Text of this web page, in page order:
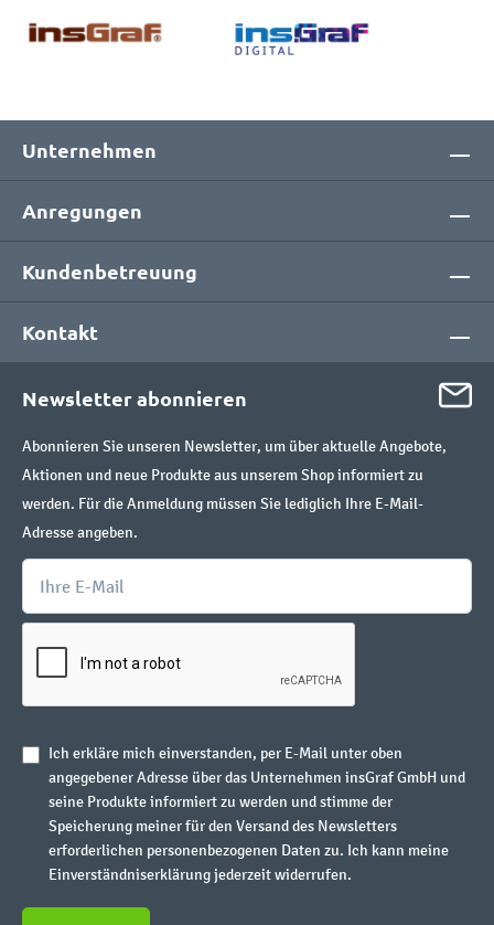
Unternehmen
Anregungen
Kundenbetreuung
Kontakt
Newsletter abonnieren
Abonnieren Sie unseren Newsletter, um über aktuelle Angebote,
Aktionen und neue Produkte aus unserem Shop informiert zu
werden. Für die Anmeldung müssen Sie lediglich Ihre E-Mail-
Adresse angeben.
Ich erkläre mich einverstanden, per E-Mail unter oben
angegebener Adresse über das Unternehmen insGraf GmbH und
seine Produkte informiert zu werden und stimme der
Speicherung meiner für den Versand des Newsletters
erforderlichen personenbezogenen Daten zu. Ich kann meine
Einverständniserklärung jederzeit widerrufen.